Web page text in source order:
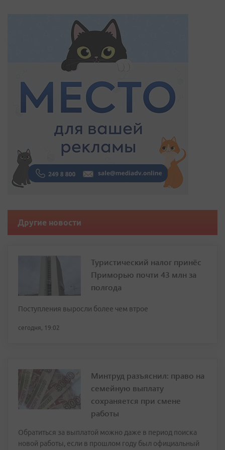
Другие новости
Туристический налог принёс
Приморью почти 43 млн за
полгода
Поступления выросли более чем втрое
сегодня, 19:02
Минтруд разъяснил: право на
семейную выплату
сохраняется при смене
работы
Обратиться за выплатой можно даже в период поиска
новой работы, если в прошлом году был официальный